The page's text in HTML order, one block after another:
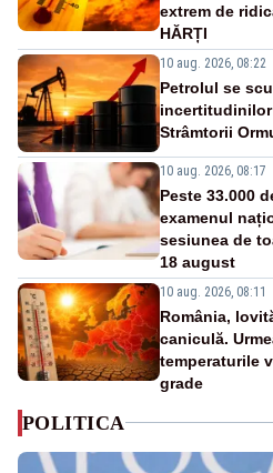
extrem de
HĂRȚI
10 aug. 2026, 08:22
Petrolul se
Strâmtorii
10 aug. 2026, 08:17
Peste 33.000
examenul
sesiunea de
18 august
10 aug. 2026, 08:11
România,
caniculă.
temperaturile
grade
POLITICA